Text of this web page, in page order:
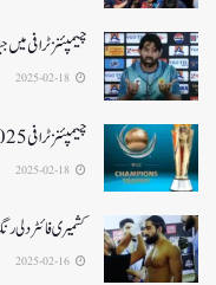
چیمپئنز ٹرافی
چیمپئنز ٹرافی 2025کے لئے کمنٹری پینل کا اعلان
کشمیری فائٹر دلی رنگ